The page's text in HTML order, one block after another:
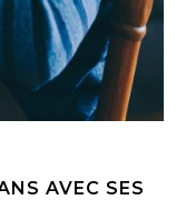
AVEC SES